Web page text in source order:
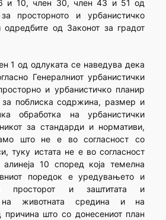
и 10, член 30, член 43 и 51 од
просторното и урбанистичко
од Законот за градот
1 од одлуката се наведува дека
Генералниот урбанистички
и урбанистичко планир
поблиска содржина, размер и
обработка на урбанистички
за стандарди и нормативи,
што не е во согласност со
туку истата не е во согласност
10 според која темелна
поредок е уредувањето и
просторот и заштитата и
на животната средина и на
што со донесениот план